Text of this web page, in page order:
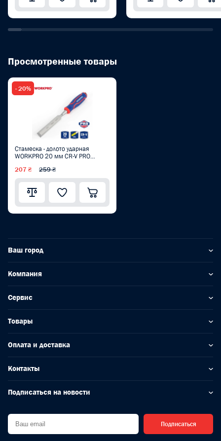
Просмотренные товары
- 20%
Стамеска - долото ударная
WORKPRO 20 мм CR-V PRO
207 ₴ 259 ₴
Ваш город
Компания
Сервис
Товары
Оплата и доставка
Контакты
Подписаться на новости
Подписаться